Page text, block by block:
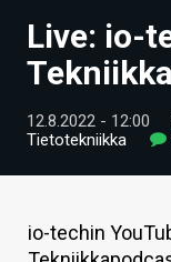
UUTISET
VIDEOT
TIETOA
Live: io-
12.8.2022 - 12:00
Tietotekniikka
io-techin